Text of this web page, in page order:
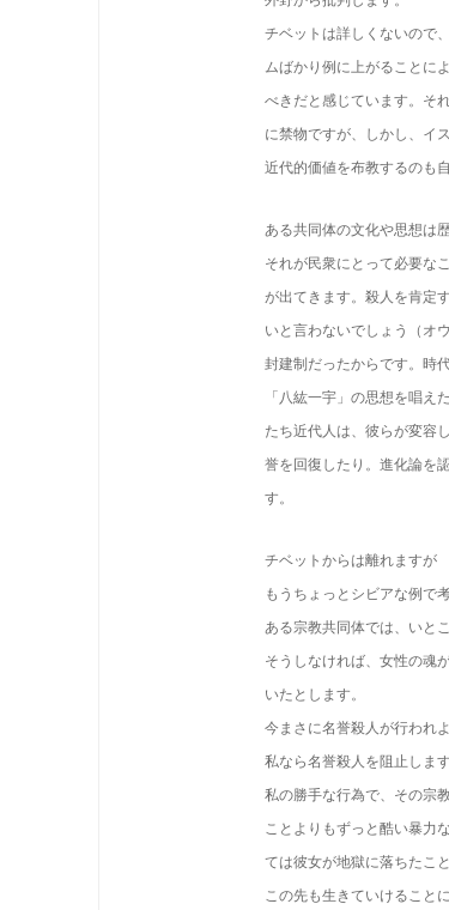
チベットは詳しくないので
ムばかり例に上がることに
べきだと感じています。そ
に禁物ですが、しかし、イ
近代的価値を布教するのも
ある共同体の文化や思想は
それが民衆にとって必要な
が出てきます。殺人を肯定
いと言わないでしょう（オ
封建制だったからです。時
「八紘一宇」の思想を唱
たち近代人は、彼らが変容
誉を回復したり。進化論を
す。
チベットからは離れますが
もうちょっとシビアな例で
ある宗教共同体では、いと
そうしなければ、女性の魂
いたとします。
今まさに名誉殺人が行われ
私なら名誉殺人を阻止します
私の勝手な行為で、その宗
ことよりもずっと酷い暴力
ては彼女が地獄に落ちたこ
この先も生きていけること